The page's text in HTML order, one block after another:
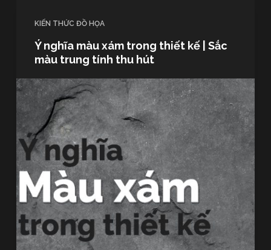
KIẾN THỨC ĐỒ HỌA
Ý nghĩa màu xám trong thiết kế | Sắc
màu trung tính thu hút